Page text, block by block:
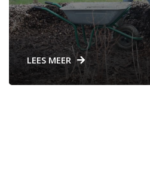
LEES MEER